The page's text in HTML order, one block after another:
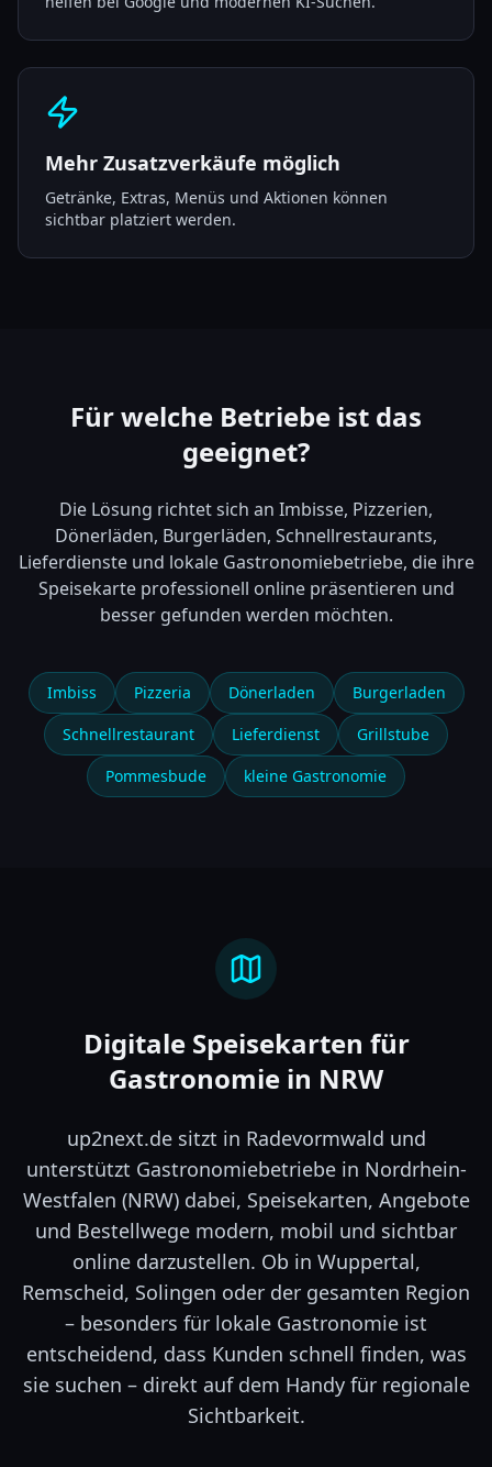
Mehr Zusatzverkäufe möglich
Getränke, Extras, Menüs und Aktionen können
sichtbar platziert werden.
Für welche Betriebe ist das
geeignet?
Die Lösung richtet sich an Imbisse, Pizzerien,
Dönerläden, Burgerläden, Schnellrestaurants,
Lieferdienste und lokale Gastronomiebetriebe, die ihre
Speisekarte professionell online präsentieren und
besser gefunden werden möchten.
Imbiss Pizzeria Dönerladen
Burgerladen
Schnellrestaurant
Lieferdienst
Grillstube
Pommesbude
kleine Gastronomie
Digitale Speisekarten für
Gastronomie in NRW
up2next.de sitzt in Radevormwald und
unterstützt Gastronomiebetriebe in Nordrhein-
Westfalen (NRW) dabei, Speisekarten, Angebote
und Bestellwege modern, mobil und sichtbar
online darzustellen. Ob in Wuppertal,
Remscheid, Solingen oder der gesamten Region
– besonders für lokale Gastronomie ist
entscheidend, dass Kunden schnell finden, was
sie suchen – direkt auf dem Handy für regionale
Sichtbarkeit.